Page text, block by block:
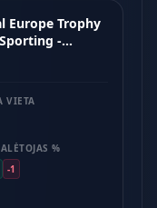
Europe Trophy
-
VIETA
%
-1